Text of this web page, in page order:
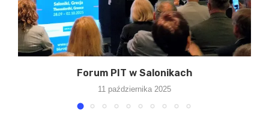
Forum PIT w Salonikach
11 października 2025